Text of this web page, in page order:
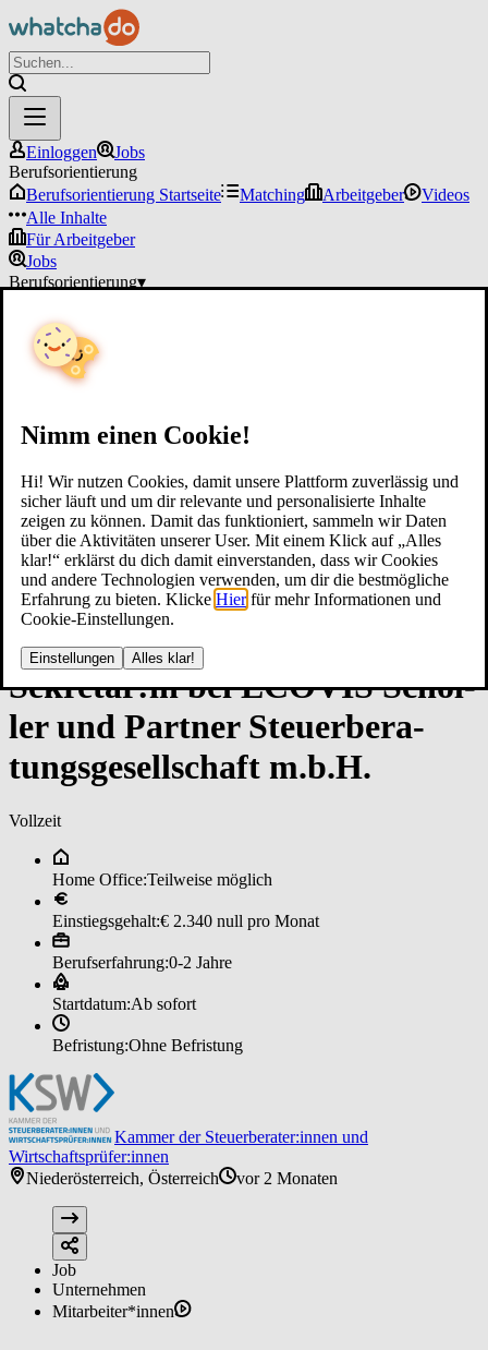
Nimm einen Cookie!
Hi! Wir nutzen Cookies, damit unsere Plattform zuverlässig und
sicher läuft und um dir relevante und personalisierte Inhalte
zeigen zu können. Damit das funktioniert, sammeln wir Daten
über die Aktivitäten unserer User. Mit einem Klick auf „Alles
klar!“ erklärst du dich damit einverstanden, dass wir Cookies
und andere Technologien verwenden, um dir die bestmögliche
Erfahrung zu bieten. Klicke Hier für mehr Informationen und
Cookie-Einstellungen.
Einstellungen Alles klar!
Einloggen
Jobs
Berufsorientierung
Berufsorientierung Startseite
Matching Arbeitgeber
Videos
Alle Inhalte
Für Arbeitgeber
Jobs
Berufsorientierung▾
Se­kre­tär:in bei E­CO­VIS ­Schol­
ler un­d ­Part­ner ­Steu­er­be­ra­
tungs­ge­sell­schaf­t m.b.H.
Vollzeit
Home Office:Teilweise möglich
Einstiegsgehalt:€ 2.340 null pro Monat
Berufserfahrung:0-2 Jahre
Startdatum:Ab sofort
Befristung:Ohne Befristung
Kammer der Steuerberater:innen und
Wirtschaftsprüfer:innen
Niederösterreich, Österreich
vor 2 Monaten
Job
Unternehmen
Mitarbeiter*innen